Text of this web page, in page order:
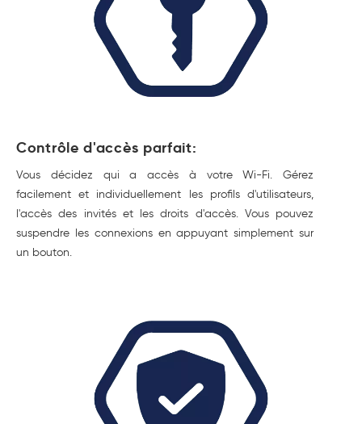
Contrôle d'accès parfait:
Vous décidez qui a accès à votre Wi-Fi. Gérez
facilement et individuellement les profils d'utilisateurs,
l'accès des invités et les droits d'accès. Vous pouvez
suspendre les connexions en appuyant simplement sur
un bouton.